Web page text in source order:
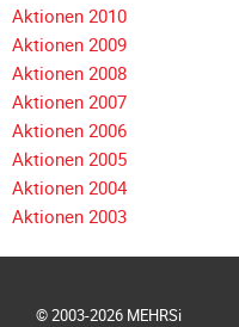
Galerie
2016
Galerie
2015
Galerie
2014
Galerie
2012
Aktionen 2010
Aktionen 2009
Aktionen 2008
Aktionen 2007
Aktionen 2006
Aktionen 2005
Aktionen 2004
Aktionen 2003
© 2003-2026 MEHRSi